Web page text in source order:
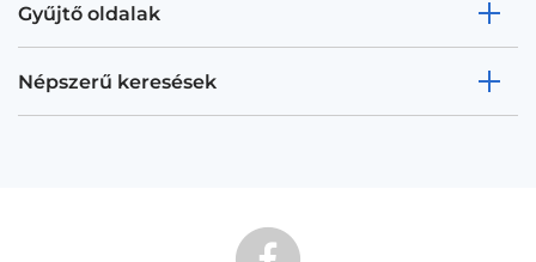
Gyűjtő oldalak
Népszerű keresések